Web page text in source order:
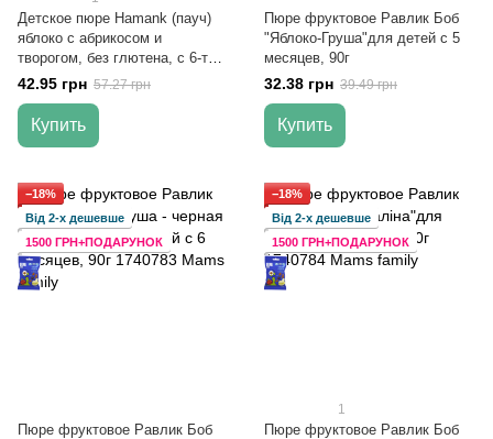
Детское пюре Hamank (пауч)
яблоко с абрикосом и
творогом, без глютена, с 6-ти
мес, 120 гр
42.95 грн 57.27 грн
Купить
Пюре фруктовое Равлик Боб
"Яблоко-Груша"для детей с 5
месяцев, 90г
32.38 грн 39.49 грн
Купить
−18%
Від 2-х дешевше
1500 ГРН+ПОДАРУНОК
Пюре фруктовое Равлик Боб
−18%
Від 2-х дешевше
1500 ГРН+ПОДАРУНОК
1
Пюре фруктовое Равлик Боб